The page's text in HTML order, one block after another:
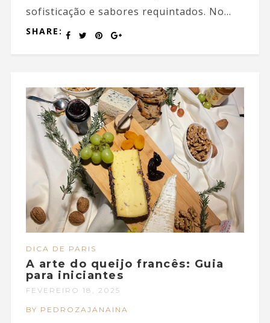
sofisticação e sabores requintados. No...
SHARE:
DICA DE PARIS
A arte do queijo francês: Guia
para iniciantes
FEVEREIRO 18, 2025
BY PEDROZAJANAINA